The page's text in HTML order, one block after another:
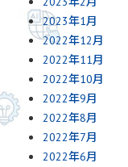
2023年1月
2022年12月
2022年11月
2022年10月
2022年9月
2022年8月
2022年7月
2022年6月